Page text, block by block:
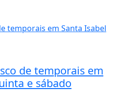
de temporais em
e sábado